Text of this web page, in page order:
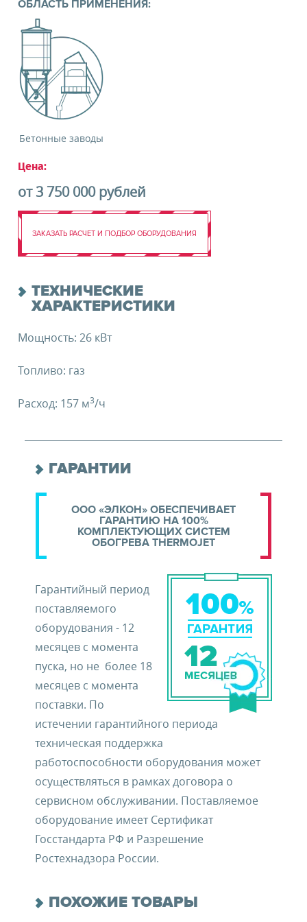
ОБЛАСТЬ ПРИМЕНЕНИЯ:
Бетонные заводы
Цена:
от 3 750 000 рублей
ЗАКАЗАТЬ РАСЧЕТ И ПОДБОР ОБОРУДОВАНИЯ
ТЕХНИЧЕСКИЕ
ХАРАКТЕРИСТИКИ
Мощность: 26 кВт
Топливо: газ
Расход: 157 м3/ч
ГАРАНТИИ
ООО «ЭЛКОН» ОБЕСПЕЧИВАЕТ
ГАРАНТИЮ НА 100%
КОМПЛЕКТУЮЩИХ СИСТЕМ
ОБОГРЕВА THERMOJET
Гарантийный период
поставляемого
оборудования - 12
месяцев с момента
пуска, но не более 18
месяцев с момента
поставки. По
истечении гарантийного периода
техническая поддержка
работоспособности оборудования может
осуществляться в рамках договора о
сервисном обслуживании. Поставляемое
оборудование имеет Сертификат
Госстандарта РФ и Разрешение
Ростехнадзора России.
ПОХОЖИЕ ТОВАРЫ